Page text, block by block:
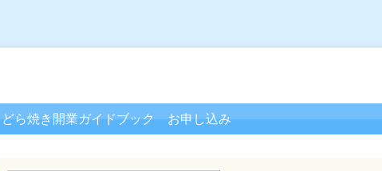
どら焼き開業ガイドブック お申し込み